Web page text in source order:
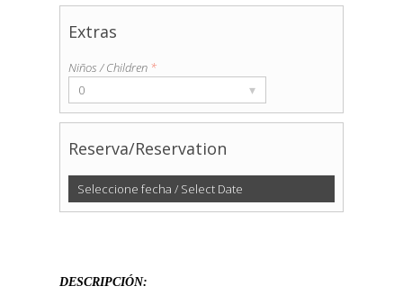
Extras
Niños / Children *
0
▾
Reserva/Reservation
Seleccione fecha / Select Date
en
DESCRIPCIÓN: